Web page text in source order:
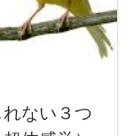
ない３つ